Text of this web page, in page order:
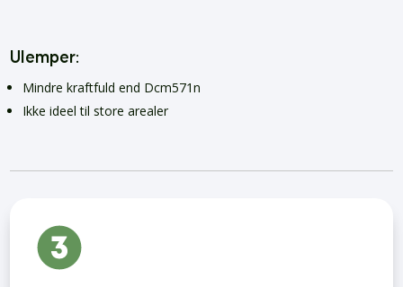
Ulemper:
Mindre kraftfuld end Dcm571n
Ikke ideel til store arealer